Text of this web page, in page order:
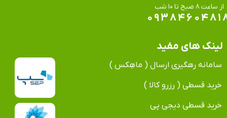
​​​​​​​از ساعت ۸ صبح تا ۱۰ شب
لینک های مفید
سامانه رهگیری ارسال ( ماهِکس )
خرید قسطی ( رزرو کالا )
خرید قسطی دیجی پی